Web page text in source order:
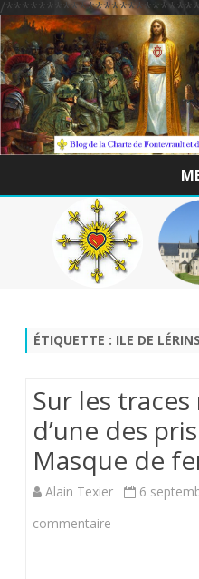
/
ÉTIQUETTE : ILE DE LÉRINS
Sur les
d’une des
Masque de
Alain Texier 6
commentaire